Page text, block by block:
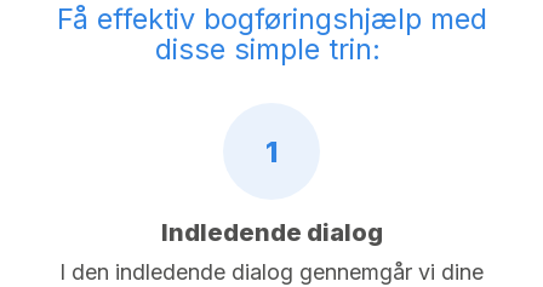
Få effektiv bogføringshjælp med
disse simple trin:
1
Indledende dialog
I den indledende dialog gennemgår vi dine